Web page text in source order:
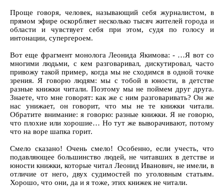
Проще говоря, человек, называющий себя журналистом, в
прямом эфире оскорбляет несколько тысяч жителей города и
области и чувствует себя при этом, судя по голосу и
интонации, супергероем.
Вот еще фрагмент монолога Леонида Якимова: - …Я вот со
многими людьми, с кем разговаривал, дискутировал, часто
привожу такой пример, когда мы не сходимся в одной точке
зрения. Я говорю людям: мы с тобой в юности, в детстве
разные книжки читали. Поэтому мы не поймем друг друга.
Знаете, что мне говорят: как же с ним разговаривать? Он же
нас унижает, он говорит, что мы не те книжки читали.
Обратите внимание: я говорю: разные книжки. Я не говорю,
что плохие или хорошие… Но тут же выворачивают, потому
что на воре шапка горит.
Смело сказано! Очень смело! Особенно, если учесть, что
подавляющее большинство людей, не читавших в детстве и
юности книжки, которые читал Леонид Иванович, не имели, в
отличие от него, двух судимостей по уголовным статьям.
Хорошо, что они, да и я тоже, этих книжек не читали.